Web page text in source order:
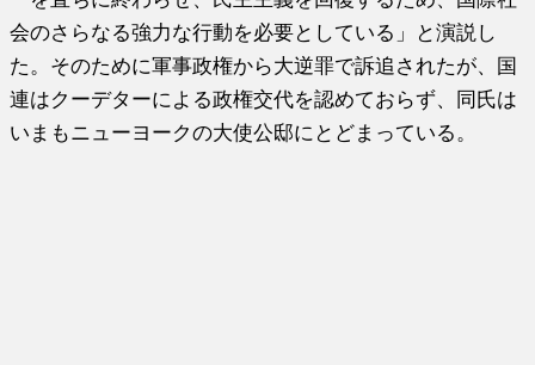
会のさらなる強力な行動を必要としている」と演説し
た。そのために軍事政権から大逆罪で訴追されたが、国
連はクーデターによる政権交代を認めておらず、同氏は
いまもニューヨークの大使公邸にとどまっている。